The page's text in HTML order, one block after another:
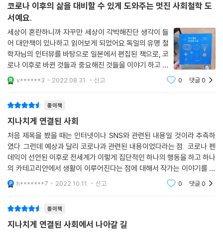
코로나 이후의 삶을 대비할 수 있게 도와주는 멋진 사회철학 도
서예요.
세상이 혼란하니까 자꾸만 세상이 각박해진단 생각이 들
어 대안책이 있나하고 읽어보게 되었어요.독일의 유명 철
학자님의 인터뷰를 바탕으로 일본에서 편집된 책으로, 코
로나 이후로 바뀐 것들과 중요해진 것들을 이야기 하고 있
답니다.무질서해진 변화의 시기에 확고한 방향을 제시해
주고 다양한 철학적 교양도 곁들여 얻을 수 있어 좋은 것
v******3 2022.08.31. 신고 0 댓글0
종이책
지나치게 연결된 사회
처음 제목을 봤을 때는 인터넷이나 SNS와 관련된 내용일 것이라 추측하
였다. 그런데 예상과 달리 코로나과 관련된 내용이었다라는 점. 코로나 펜
데믹이 선언된 이후로 전세계가 이렇게 집단적인 하나의 행동을 하고 하나
의 카테고리안에서 생활이 이루어진다는 점에 대해서 작가는 이야기를 하
고 있었다. 모두들 실제 경험을 해서도 알다시피 코로나이후 외부와의 제
한된 접촉과 그로
h*******7 2022.10.11. 신고 0 댓글0
종이책
지나치게 연결된 사회에서 나아갈 길